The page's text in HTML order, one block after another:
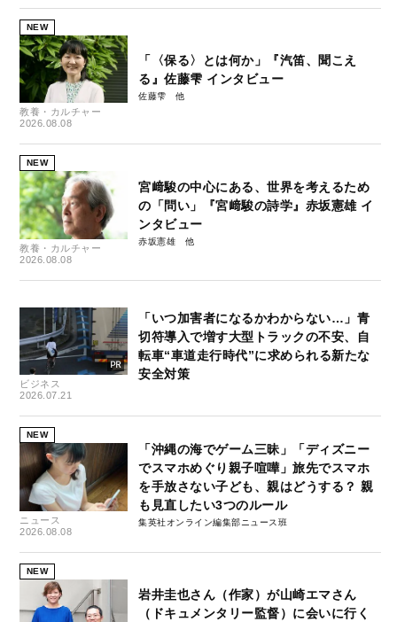
NEW
教養・カルチャー
2026.08.08
「〈保る〉とは何か」『汽笛、聞こえ
る』佐藤雫 インタビュー
佐藤雫
NEW
教養・カルチャー
2026.08.08
宮﨑駿の中心にある、世界を考えるため
の「問い」『宮﨑駿の詩学』赤坂憲雄 イ
ンタビュー
赤坂憲雄
ビジネス
2026.07.21
「いつ加害者になるかわからない…」青
切符導入で増す大型トラックの不安、自
転車“車道走行時代”に求められる新たな
安全対策
NEW
ニュース
2026.08.08
「沖縄の海でゲーム三昧」「ディズニー
でスマホめぐり親子喧嘩」旅先でスマホ
を手放さない子ども、親はどうする？ 親
も見直したい3つのルール
集英社オンライン編集部ニュース班
NEW
岩井圭也さん（作家）が山崎エマさん
（ドキュメンタリー監督）に会いに行く